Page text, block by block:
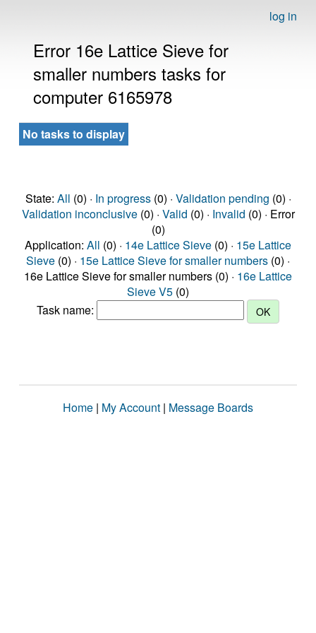
log in
Error 16e Lattice Sieve for
smaller numbers tasks for
computer 6165978
No tasks to display
State: All (0) · In progress(0) · Validation pending (0) ·
Validation inconclusive(0) · Valid (0) · Invalid (0) · Error
(0)
Application: All (0) · 14e Lattice Sieve (0) · 15e Lattice
Sieve (0) · 15e Lattice Sieve for smaller numbers (0) ·
16e Lattice Sieve for smaller numbers (0) · 16e Lattice
Sieve V5 (0)
Task name:
Home | My Account | Message Boards